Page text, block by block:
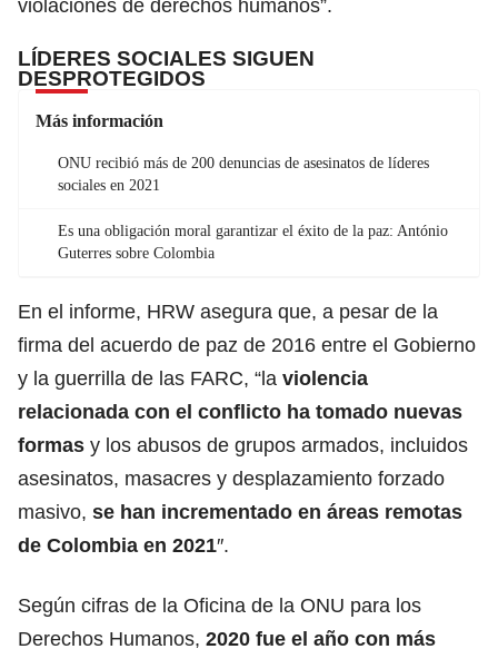
violaciones de derechos humanos”.
LÍDERES SOCIALES SIGUEN
DESPROTEGIDOS
Más información
ONU recibió más de 200 denuncias de asesinatos de líderes
sociales en 2021
Es una obligación moral garantizar el éxito de la paz: António
Guterres sobre Colombia
En el informe, HRW asegura que, a pesar de la
firma del acuerdo de paz de 2016 entre el Gobierno
y la guerrilla de las FARC, “la violencia
relacionada con el conflicto ha tomado nuevas
formas y los abusos de grupos armados, incluidos
asesinatos, masacres y desplazamiento forzado
masivo, se han incrementado en áreas remotas
de Colombia en 2021″.
Según cifras de la Oficina de la ONU para los
Derechos Humanos, 2020 fue el año con más